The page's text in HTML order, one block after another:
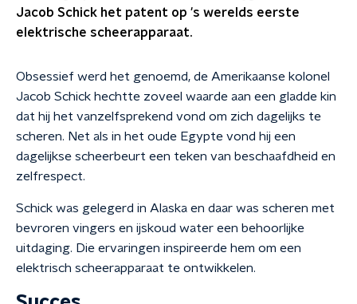
Jacob Schick het patent op 's werelds eerste
elektrische scheerapparaat.
Obsessief werd het genoemd, de Amerikaanse kolonel
Jacob Schick hechtte zoveel waarde aan een gladde kin
dat hij het vanzelfsprekend vond om zich dagelijks te
scheren. Net als in het oude Egypte vond hij een
dagelijkse scheerbeurt een teken van beschaafdheid en
zelfrespect.
Schick was gelegerd in Alaska en daar was scheren met
bevroren vingers en ijskoud water een behoorlijke
uitdaging. Die ervaringen inspireerde hem om een
elektrisch scheerapparaat te ontwikkelen.